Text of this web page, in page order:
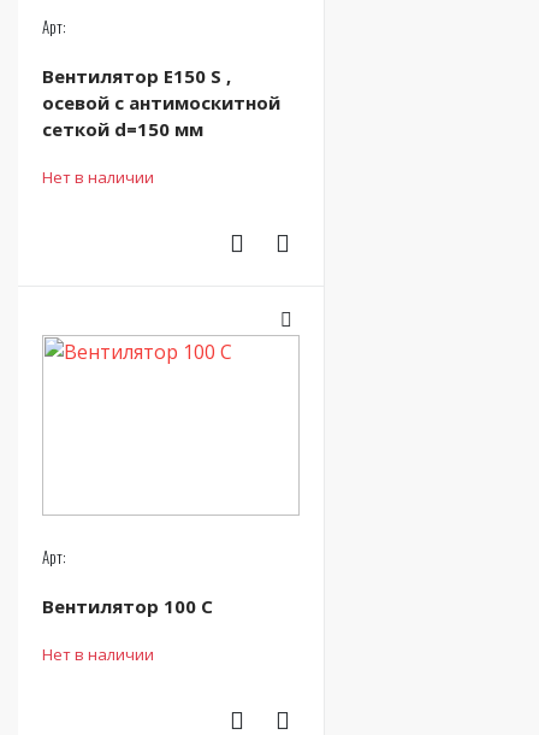
Арт:
Вентилятор Е150 S ,
осевой с антимоскитной
сеткой d=150 мм
Нет в наличии
Арт:
Вентилятор 100 С
Нет в наличии